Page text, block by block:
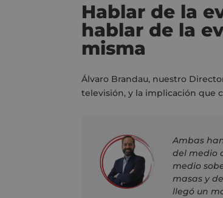
Hablar de la
hablar de la
misma
Álvaro Brandau, nuestro
televisión, y la implicación que
Ambas
del medio
medio
masas y
llegó un